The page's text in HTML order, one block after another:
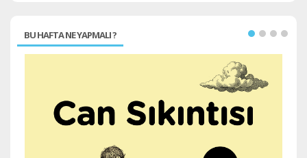
BU HAFTA NE YAPMALI ?